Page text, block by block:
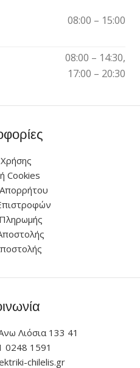
08:00 – 15:00
08:00 – 14:30,
17:00 – 20:30
Cookies
Λιόσια 133 41
0248 1591
chilelis.gr